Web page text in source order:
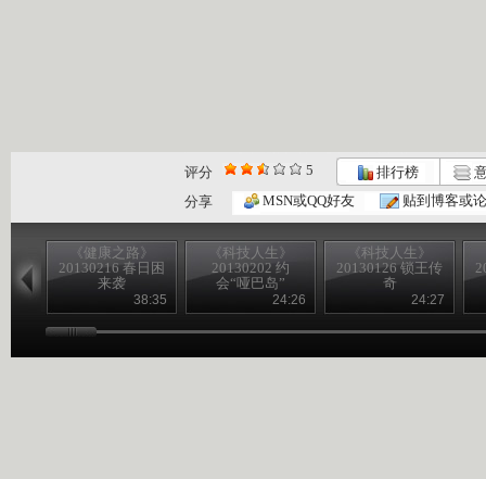
评分 5 排行榜
分享
MSN或QQ好友 贴到博客或
《健康之路》
20130216 春日困
来袭
38:35
《科技人生》
20130202 约
会“哑巴岛”
24:26
《科技人生》
20130126 锁王传
奇
24:27